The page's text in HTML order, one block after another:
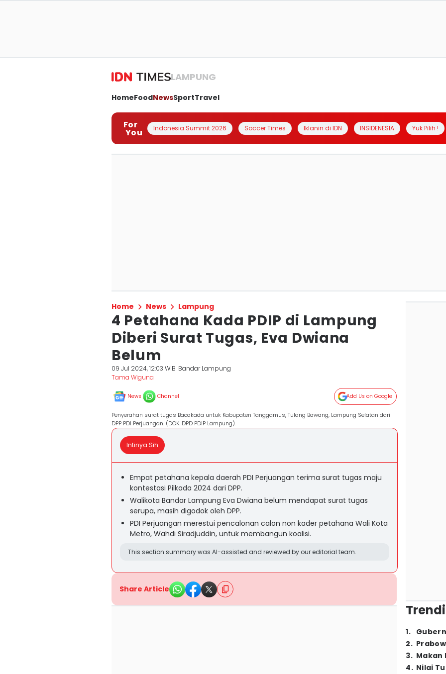
LAMPUNG
HomeFoodNewsSportTravel
For
You Indonesia Summit 2026 Soccer Times Iklanin di IDN INSIDENESIA Yuk Pilih !
Home News Lampung
4 Petahana Kada PDIP di Lampung
Diberi Surat Tugas, Eva Dwiana
Belum
09 Jul 2024, 12:03 WIB Bandar Lampung
Tama Wiguna
News Channel Add Us on Google
Penyerahan surat tugas Bacakada untuk Kabupaten Tanggamus, Tulang Bawang, Lampung Selatan dari
DPP PDI Perjuangan. (DOK. DPD PDIP Lampung).
Intinya Sih
Empat petahana kepala daerah PDI Perjuangan terima surat tugas maju
kontestasi Pilkada 2024 dari DPP.
Walikota Bandar Lampung Eva Dwiana belum mendapat surat tugas
serupa, masih digodok oleh DPP.
PDI Perjuangan merestui pencalonan calon non kader petahana Wali Kota
Metro, Wahdi Siradjuddin, untuk membangun koalisi.
This section summary was AI-assisted and reviewed by our editorial team.
Share Article
1.
2.
3. Makan
4. Nilai